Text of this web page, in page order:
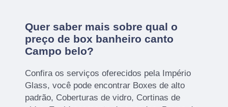
Quer saber mais sobre qual o
preço de box banheiro canto
Campo belo?
Confira os serviços oferecidos pela Império
Glass, você pode encontrar Boxes de alto
padrão, Coberturas de vidro, Cortinas de